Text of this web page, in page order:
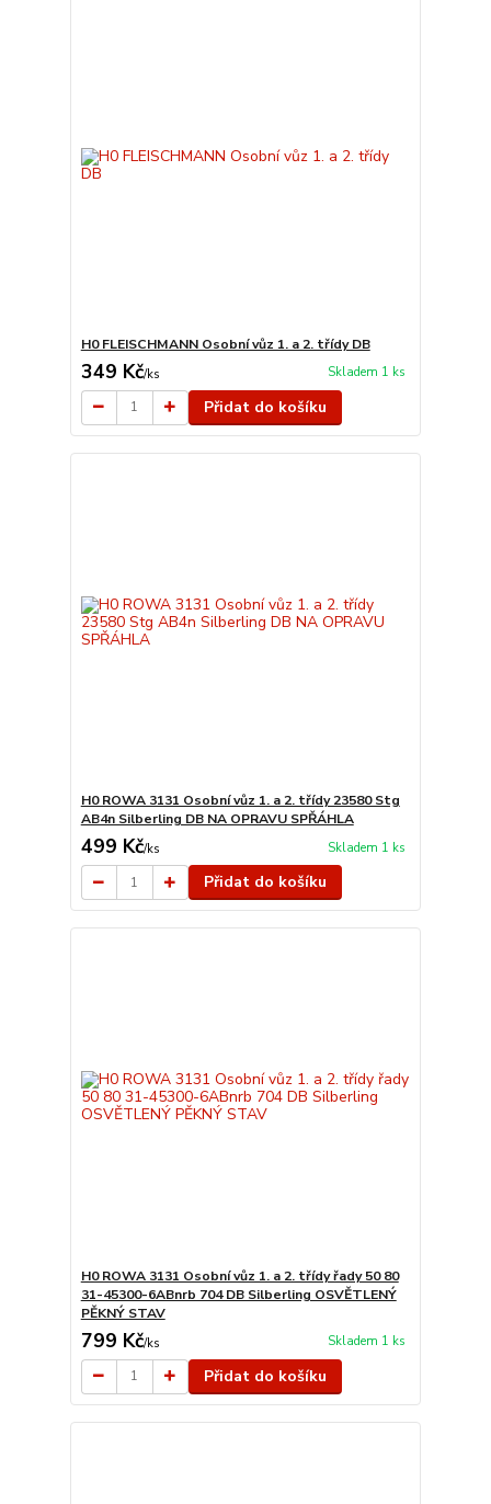
H0 FLEISCHMANN Osobní vůz 1. a 2. třídy DB
349 Kč/ks Skladem 1 ks
Přidat do košíku
H0 ROWA 3131 Osobní vůz 1. a 2. třídy 23580 Stg
AB4n Silberling DB NA OPRAVU SPŘÁHLA
499 Kč/ks Skladem 1 ks
Přidat do košíku
H0 ROWA 3131 Osobní vůz 1. a 2. třídy řady 50 80
31-45300-6ABnrb 704 DB Silberling OSVĚTLENÝ
PĚKNÝ STAV
799 Kč/ks Skladem 1 ks
Přidat do košíku